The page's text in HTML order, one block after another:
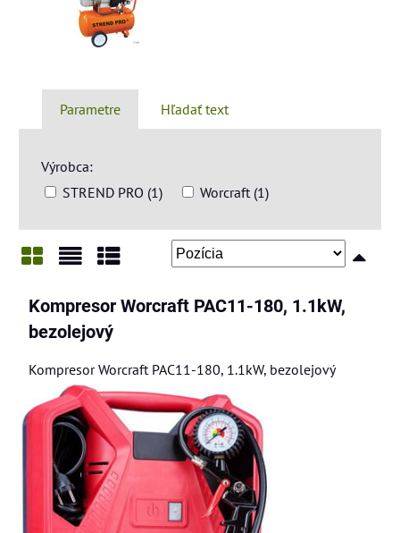
Parametre Hľadať text
Výrobca:
STREND PRO (1)
Worcraft (1)
Kompresor Worcraft PAC11-180, 1.1kW,
bezolejový
Kompresor Worcraft PAC11-180, 1.1kW, bezolejový